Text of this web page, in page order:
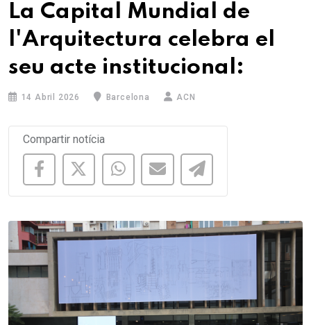
La Capital Mundial de
l'Arquitectura celebra el
seu acte institucional:
14 Abril 2026 Barcelona ACN
Compartir notícia